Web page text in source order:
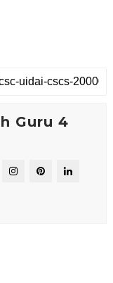
Guru 4